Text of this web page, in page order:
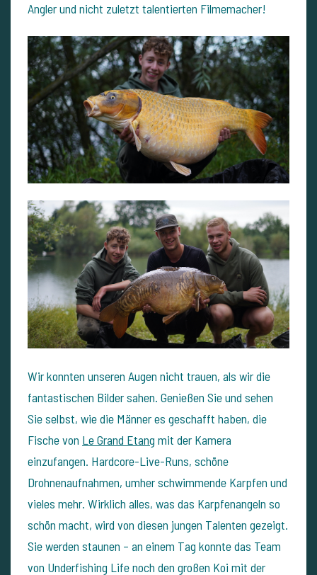
Angler und nicht zuletzt talentierten Filmemacher!
Wir konnten unseren Augen nicht trauen, als wir die
fantastischen Bilder sahen. Genießen Sie und sehen
Sie selbst, wie die Männer es geschafft haben, die
Fische von Le Grand Etang mit der Kamera
einzufangen. Hardcore-Live-Runs, schöne
Drohnenaufnahmen, umher schwimmende Karpfen und
vieles mehr. Wirklich alles, was das Karpfenangeln so
schön macht, wird von diesen jungen Talenten gezeigt.
Sie werden staunen – an einem Tag konnte das Team
von Underfishing Life noch den großen Koi mit der